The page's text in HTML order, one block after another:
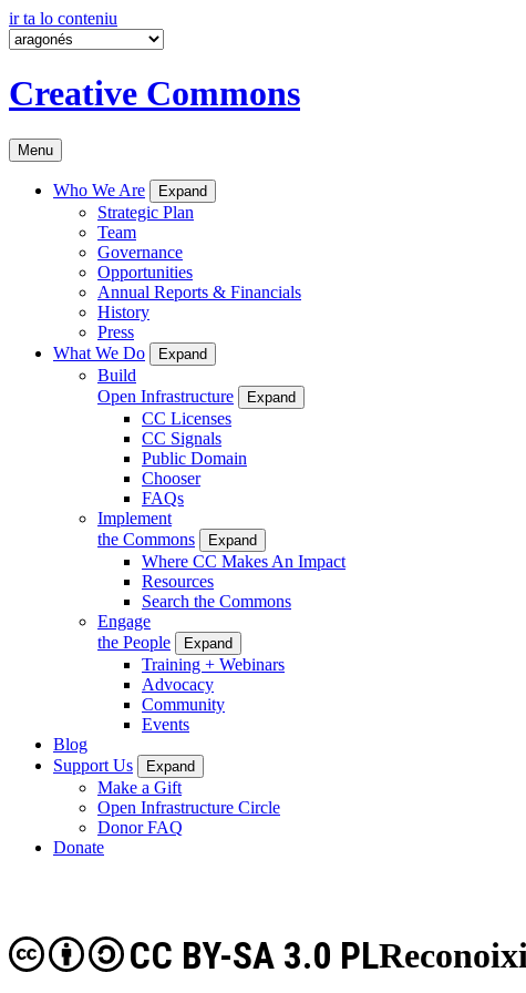
ir ta lo conteniu
Creative Commons
Menu
Who We Are Expand
Strategic Plan
Team
Governance
Opportunities
Annual Reports & Financials
History
Press
What We Do
Expand
Build
Open Infrastructure
Expand
CC Licenses
CC Signals
Public Domain
Chooser
FAQs
Implement
the Commons
Expand
Where CC Makes An Impact
Resources
Search the Commons
Engage
the People
Expand
Training + Webinars
Advocacy
Community
Events
Blog
Support Us
Expand
Make a Gift
Open Infrastructure Circle
Donor FAQ
Donate
CC BY-SA 3.0 PL